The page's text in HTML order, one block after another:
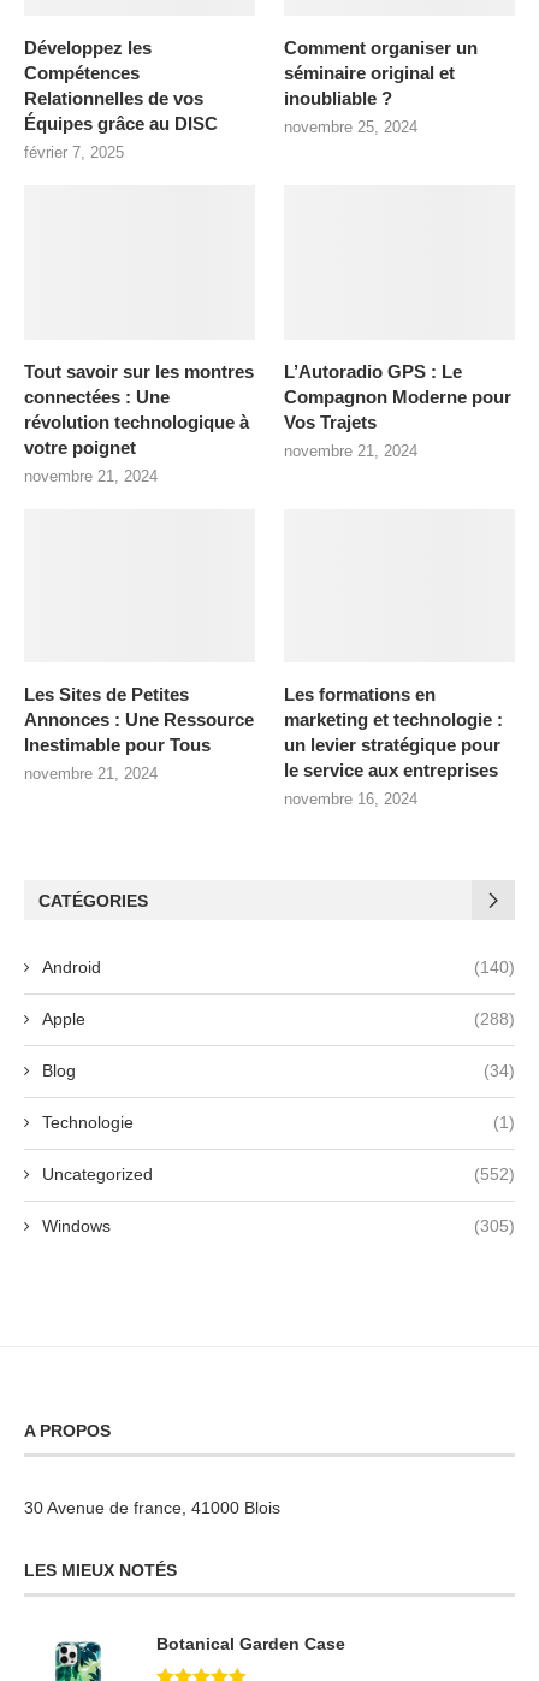
Développez les
Compétences
Relationnelles de vos
Équipes grâce au DISC
février 7, 2025
Comment organiser un
séminaire original et
inoubliable ?
novembre 25, 2024
Tout savoir sur les montres
connectées : Une
révolution technologique à
votre poignet
novembre 21, 2024
L’Autoradio GPS : Le
Compagnon Moderne pour
Vos Trajets
novembre 21, 2024
Les Sites de Petites
Annonces : Une Ressource
Inestimable pour Tous
novembre 21, 2024
Les formations en
marketing et technologie :
un levier stratégique pour
le service aux entreprises
novembre 16, 2024
CATÉGORIES
Android (140)
Apple (288)
Blog (34)
Technologie (1)
Uncategorized (552)
Windows (305)
A PROPOS
30 Avenue de france, 41000 Blois
LES MIEUX NOTÉS
Botanical Garden Case